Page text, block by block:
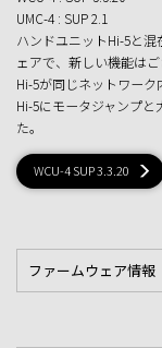
UMC-4 : SUP 2.1
ハンドユニットHi-5と
ェアで、新しい機能はご
Hi-5が同じネットワー
Hi-5にモータジャンプ
た。
WCU-4 SUP 3.3.20
ファームウェア情報